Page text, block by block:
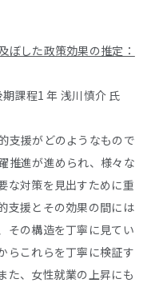
ぼした政策効果の推定：
課程1 年 浅川慎介 氏
支援がどのようなもので
推進が進められ、様々な
な対策を見出すために重
支援とその効果の間には
その構造を丁寧に見てい
らこれらを丁寧に検証す
た、女性就業の上昇にも